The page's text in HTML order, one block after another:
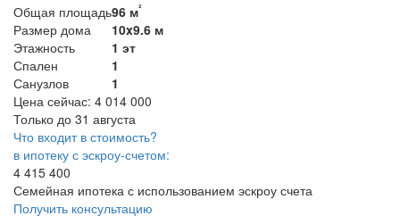
Общая площадь96 м²
Размер дома
10x9.6 м
Этажность
1 эт
Спален
1
Санузлов
1
Цена сейчас: 4 014 000
Только до 31 августа
Что входит в стоимость?
в ипотеку с эскроу-счетом:
4 415 400
Семейная ипотека с использованием эскроу счета
Получить консультацию